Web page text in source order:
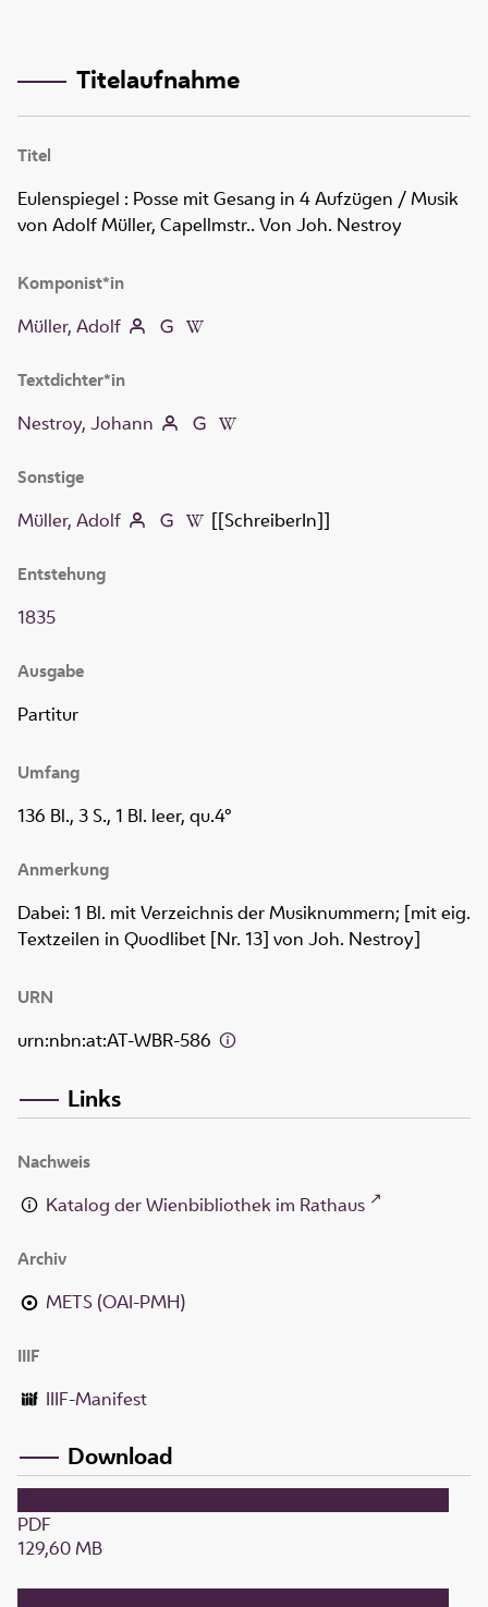
Titelaufnahme
Titel
Eulenspiegel : Posse mit Gesang in 4 Aufzügen / Musik
von Adolf Müller, Capellmstr.. Von Joh. Nestroy
Komponist*in
Müller, Adolf
Textdichter*in
Nestroy, Johann
Sonstige
Müller, Adolf [[SchreiberIn]]
Entstehung
1835
Ausgabe
Partitur
Umfang
136 Bl., 3 S., 1 Bl. leer, qu.4°
Anmerkung
Dabei: 1 Bl. mit Verzeichnis der Musiknummern; [mit eig.
Textzeilen in Quodlibet [Nr. 13] von Joh. Nestroy]
URN
urn:nbn:at:AT-WBR-586
Links
Nachweis
Katalog der Wienbibliothek im Rathaus
Archiv
METS (OAI-PMH)
IIIF
IIIF-Manifest
Download
PDF
129,60 MB